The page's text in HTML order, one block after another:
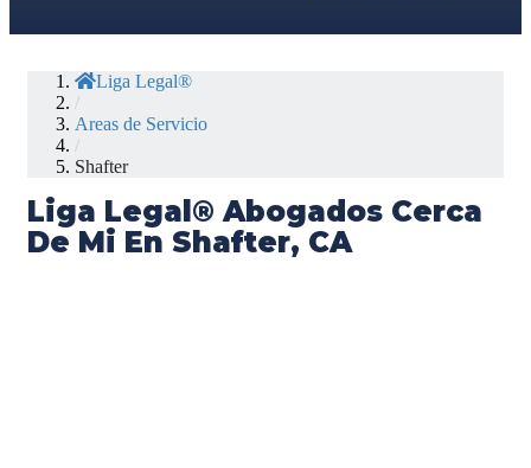
Liga Legal®
/
Areas de Servicio
/
Shafter
Liga Legal® Abogados Cerca
De Mi En Shafter, CA